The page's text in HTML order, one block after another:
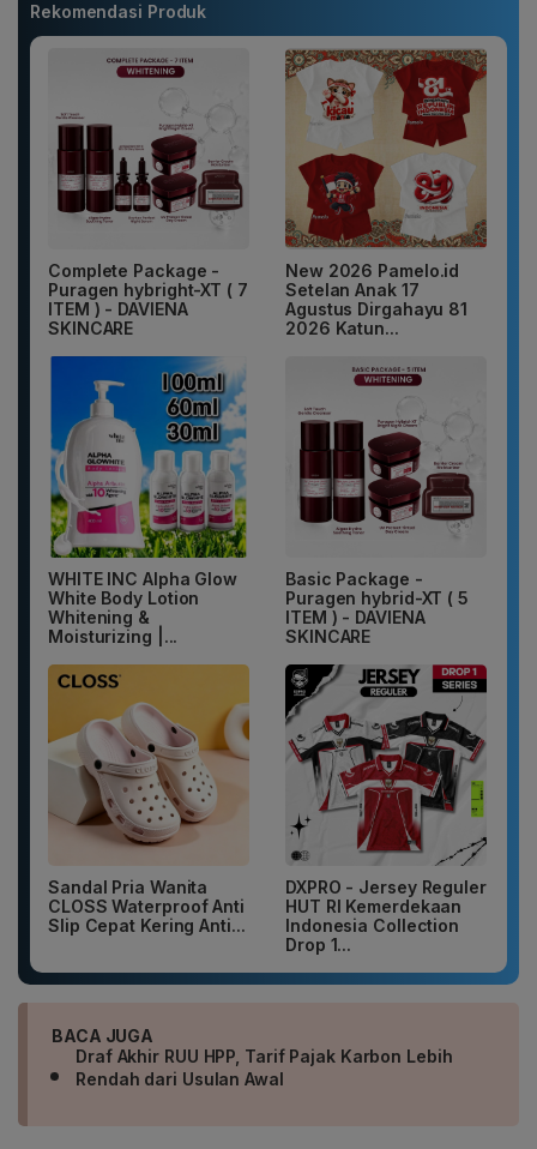
Rekomendasi Produk
Complete Package -
Puragen hybright-XT ( 7
ITEM ) - DAVIENA
SKINCARE
New 2026 Pamelo.id
Setelan Anak 17
Agustus Dirgahayu 81
2026 Katun...
WHITE INC Alpha Glow
White Body Lotion
Whitening &
Moisturizing |...
Basic Package -
Puragen hybrid-XT ( 5
ITEM ) - DAVIENA
SKINCARE
Sandal Pria Wanita
CLOSS Waterproof Anti
Slip Cepat Kering Anti...
DXPRO - Jersey Reguler
HUT RI Kemerdekaan
Indonesia Collection
Drop 1...
BACA JUGA
Draf Akhir RUU HPP, Tarif Pajak Karbon Lebih
Rendah dari Usulan Awal